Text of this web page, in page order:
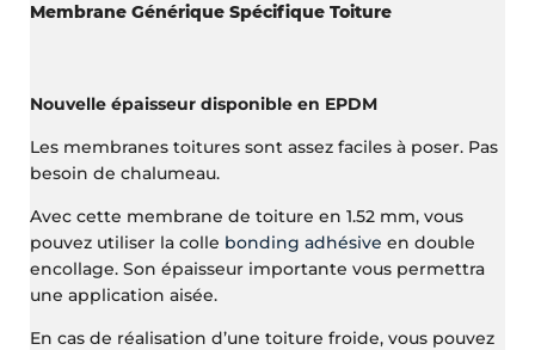
Membrane Générique Spécifique Toiture
Nouvelle épaisseur disponible en EPDM
Les membranes toitures sont assez faciles à poser. Pas
besoin de chalumeau.
Avec cette membrane de toiture en 1.52 mm, vous
pouvez utiliser la colle bonding adhésive en double
encollage. Son épaisseur importante vous permettra
une application aisée.
En cas de réalisation d’une toiture froide, vous pouvez